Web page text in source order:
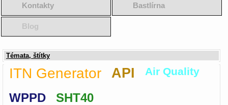
Kontakty Bastlírna
Blog
Témata, štítky
ITN Generator API Air Quality
WPPD SHT40